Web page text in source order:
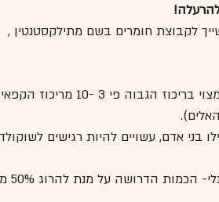
לקבוצת חומרים בשם מתילקסטנטין ,
פי 3 -10 מריכוז הקפאין.
בני אדם, עשויים להיות רגישים
–